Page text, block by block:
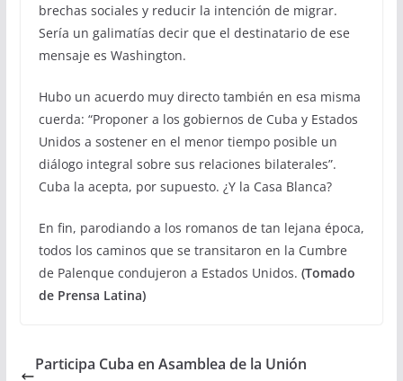
brechas sociales y reducir la intención de migrar.
Sería un galimatías decir que el destinatario de ese
mensaje es Washington.
Hubo un acuerdo muy directo también en esa misma
cuerda: “Proponer a los gobiernos de Cuba y Estados
Unidos a sostener en el menor tiempo posible un
diálogo integral sobre sus relaciones bilaterales”.
Cuba la acepta, por supuesto. ¿Y la Casa Blanca?
En fin, parodiando a los romanos de tan lejana época,
todos los caminos que se transitaron en la Cumbre
de Palenque condujeron a Estados Unidos. (Tomado
de Prensa Latina)
Participa Cuba en Asamblea de la Unión